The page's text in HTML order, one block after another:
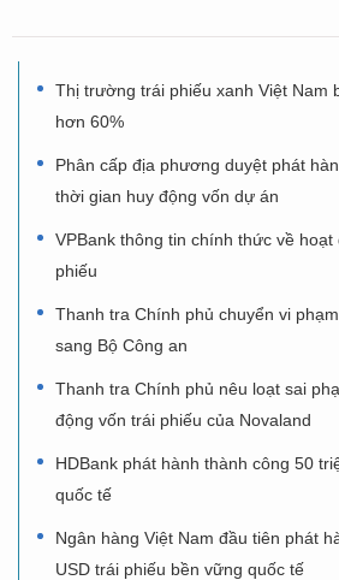
Thị trường trái phiếu xanh Việt Nam
hơn 60%
Phân cấp địa phương duyệt phát
thời gian huy động vốn dự án
VPBank thông tin chính thức về
phiếu
Thanh tra Chính phủ chuyển vi
sang Bộ Công an
Thanh tra Chính phủ nêu loạt sai
động vốn trái phiếu của Novaland
HDBank phát hành thành công 50
quốc tế
Ngân hàng Việt Nam đầu tiên phát
USD trái phiếu bền vững quốc tế